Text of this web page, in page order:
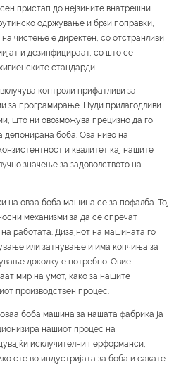
пристап до нејзините внатрешни
одржување и брзи поправки,
чистење е директен, со отстранливи
и дезинфицираат, со што се
стандарди.
контроли прифатливи за
за програмирање. Нуди прилагодливи
што ни овозможува прецизно да го
депонирана боба. Ова ниво на
и квалитет кај нашите
значење за задоволството на
на оваа боба машина се за пофалба. Тој
механизми за да се спречат
работата. Дизајнот на машината го
или затнување и има копчиња за
доколку е потребно. Овие
мир на умот, како за нашите
производствен процес.
боба машина за нашата фабрика ја
нашиот процес на
исклучителни перформанси,
сте во индустријата за боба и сакате